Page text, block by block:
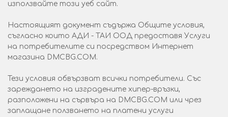
използвайте този уеб сайт.
Настоящият документ съдържа Общите условия,
съгласно които АДИ - ТАИ ООД предоставя Услуги
на потребителите си посредством Интернет
магазина DMCBG.COM.
Тези условия обвързват всички потребители. Със
зареждането на изградените хипер-връзки,
разположени на сървъра на DMCBG.COM или чрез
заплащане ползването на платени услуги